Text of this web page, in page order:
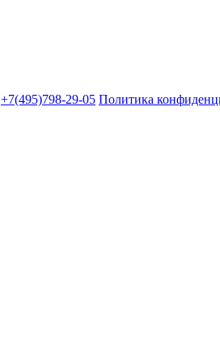
+7(495)798-29-05 Политика